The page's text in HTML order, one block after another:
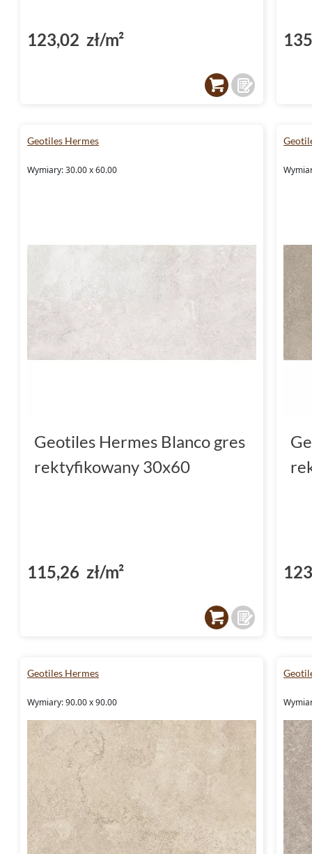
123,02 zł/m²
Geotiles Hermes
Wymiary: 30.00 x 60.00
Geotiles Hermes Blanco gres
rektyfikowany 30x60
115,26 zł/m²
Geotiles Hermes
Wymiary: 90.00 x 90.00